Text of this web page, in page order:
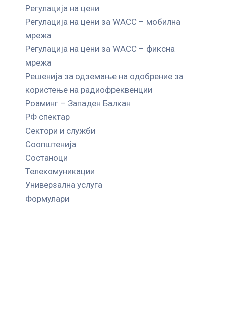
Регулација на цени
Регулација на цени за WACC – мобилна
мрежа
Регулација на цени за WACC – фиксна
мрежа
Решенија за одземање на одобрение за
користење на радиофреквенции
Роаминг – Западен Балкан
РФ спектар
Сектори и служби
Соопштенија
Состаноци
Телекомуникации
Универзална услуга
Формулари